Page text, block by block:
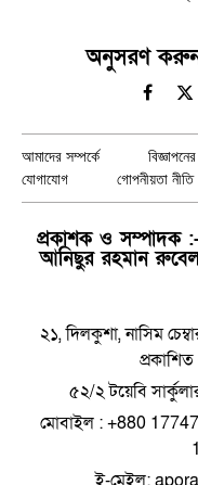
অনুসরণ
X
আমাদের সম্পর্কে
যোগাযোগ
গোপনীয়তা নীতি
প্রকাশক ও সম্পাদক
আনিছুর রহমান রুবেল,
২১, দিলকুশা, নাসিম
প্রকাশিত
৫২/২ টয়েবি
মোবাইল : +880